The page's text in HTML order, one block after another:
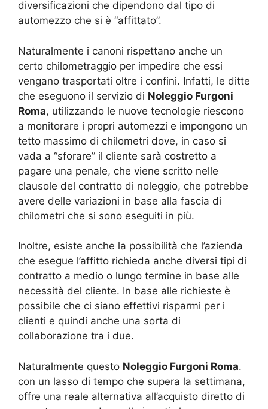
diversificazioni che dipendono dal tipo di
automezzo che si è “affittato”.
Naturalmente i canoni rispettano anche un
certo chilometraggio per impedire che essi
vengano trasportati oltre i confini. Infatti, le ditte
che eseguono il servizio di Noleggio Furgoni
Roma, utilizzando le nuove tecnologie riescono
a monitorare i propri automezzi e impongono un
tetto massimo di chilometri dove, in caso si
vada a “sforare” il cliente sarà costretto a
pagare una penale, che viene scritto nelle
clausole del contratto di noleggio, che potrebbe
avere delle variazioni in base alla fascia di
chilometri che si sono eseguiti in più.
Inoltre, esiste anche la possibilità che l’azienda
che esegue l’affitto richieda anche diversi tipi di
contratto a medio o lungo termine in base alle
necessità del cliente. In base alle richieste è
possibile che ci siano effettivi risparmi per i
clienti e quindi anche una sorta di
collaborazione tra i due.
Naturalmente questo Noleggio Furgoni Roma.
con un lasso di tempo che supera la settimana,
offre una reale alternativa all’acquisto diretto di